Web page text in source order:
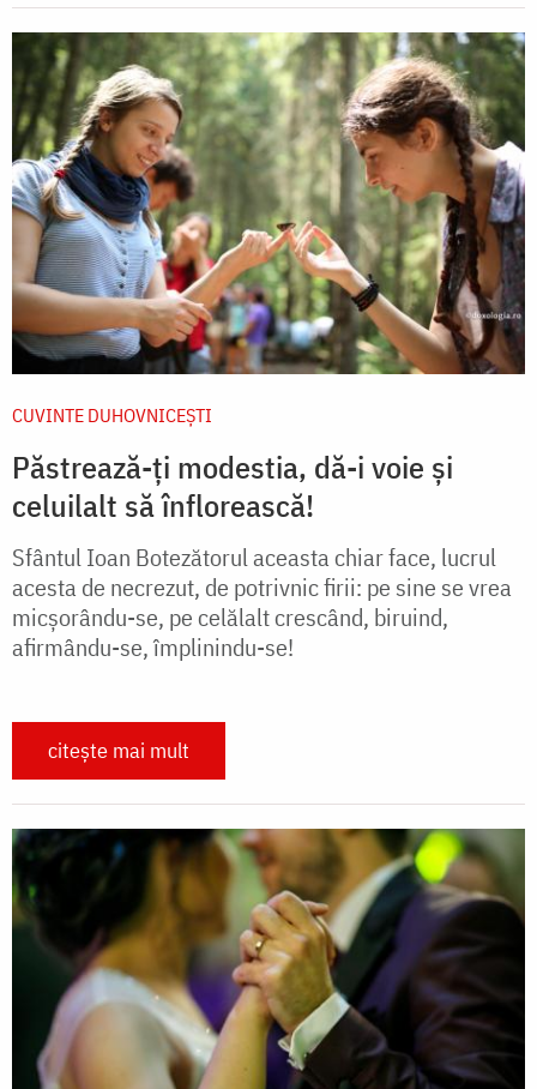
CUVINTE DUHOVNICEȘTI
Păstrează-ți modestia, dă-i voie și
celuilalt să înflorească!
Sfântul Ioan Botezătorul aceasta chiar face, lucrul
acesta de necrezut, de potrivnic firii: pe sine se vrea
micșorându-se, pe celălalt crescând, biruind,
afirmându-se, împlinindu-se!
citește mai mult